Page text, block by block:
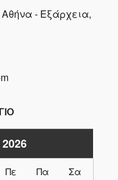
- Εξάρχεια,
Πε Πα Σα